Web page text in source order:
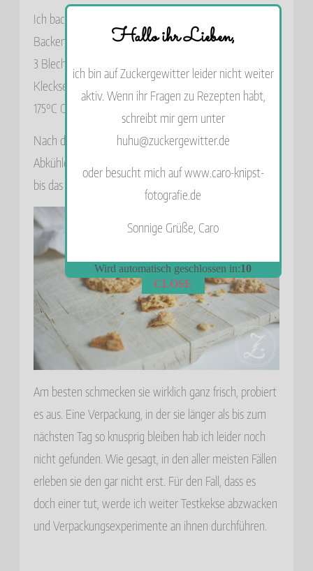
Ich backe pro Blech immer 12 Kekse, da sie beim
Backen stark auseinander laufen. Ein Rezept ergibt also
3 Bleche. Dazu mit zwei Löffeln etwa teelöffelgroße
Kleckse auf das Blech setzen. Dann ca. 11 Minuten bei
175°C Ober-Unterhitze backen.
Nach dem Backen das Backpapier am besten zum
Abkühlen direkt auf ein Gitter ziehen und dort lassen,
bis das nächste Blech fertig ist.
Am besten schmecken sie wirklich ganz frisch, probiert
es aus. Eine Verpackung, in der sie länger als bis zum
nächsten Tag so knusprig bleiben hab ich leider noch
nicht gefunden. Wie gesagt, in den aller meisten Fällen
erleben sie den gar nicht erst. Für den Fall, dass es
doch einer tut, werde ich weiter Testkekse abzwacken
und Verpackungsexperimente an ihnen durchführen.
Wird automatisch geschlossen in:9
Hallo ihr Lieben,
ich bin auf Zuckergewitter leider nicht weiter
aktiv. Wenn ihr Fragen zu Rezepten habt,
schreibt mir gern unter
huhu@zuckergewitter.de
oder besucht mich auf www.caro-knipst-
fotografie.de
Sonnige Grüße, Caro
CLOSE